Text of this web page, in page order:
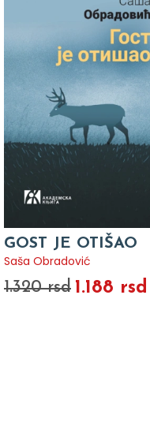
GOST JE OTIŠAO
Saša Obradović
1.320 rsd 1.188 rsd